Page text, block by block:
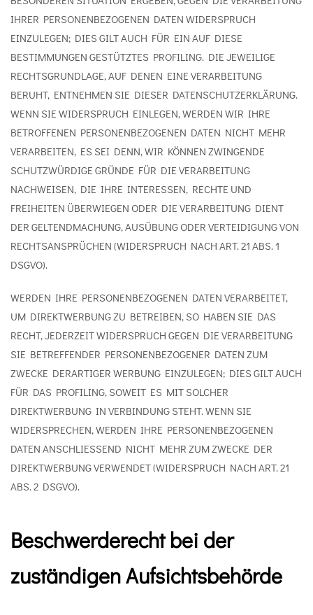
IHRER PERSONENBEZOGENEN DATEN WIDERSPRUCH
EINZULEGEN; DIES GILT AUCH FÜR EIN AUF DIESE
BESTIMMUNGEN GESTÜTZTES PROFILING. DIE JEWEILIGE
RECHTSGRUNDLAGE, AUF DENEN EINE VERARBEITUNG
BERUHT, ENTNEHMEN SIE DIESER DATENSCHUTZERKLÄRUNG.
WENN SIE WIDERSPRUCH EINLEGEN, WERDEN WIR IHRE
BETROFFENEN PERSONENBEZOGENEN DATEN NICHT MEHR
VERARBEITEN, ES SEI DENN, WIR KÖNNEN ZWINGENDE
SCHUTZWÜRDIGE GRÜNDE FÜR DIE VERARBEITUNG
NACHWEISEN, DIE IHRE INTERESSEN, RECHTE UND
FREIHEITEN ÜBERWIEGEN ODER DIE VERARBEITUNG DIENT
DER GELTENDMACHUNG, AUSÜBUNG ODER VERTEIDIGUNG VON
RECHTSANSPRÜCHEN (WIDERSPRUCH NACH ART. 21 ABS. 1
DSGVO).
WERDEN IHRE PERSONENBEZOGENEN DATEN VERARBEITET,
UM DIREKTWERBUNG ZU BETREIBEN, SO HABEN SIE DAS
RECHT, JEDERZEIT WIDERSPRUCH GEGEN DIE VERARBEITUNG
SIE BETREFFENDER PERSONENBEZOGENER DATEN ZUM
ZWECKE DERARTIGER WERBUNG EINZULEGEN; DIES GILT AUCH
FÜR DAS PROFILING, SOWEIT ES MIT SOLCHER
DIREKTWERBUNG IN VERBINDUNG STEHT. WENN SIE
WIDERSPRECHEN, WERDEN IHRE PERSONENBEZOGENEN
DATEN ANSCHLIESSEND NICHT MEHR ZUM ZWECKE DER
DIREKTWERBUNG VERWENDET (WIDERSPRUCH NACH ART. 21
ABS. 2 DSGVO).
Beschwerde­recht bei der
zuständigen Aufsichts­behörde